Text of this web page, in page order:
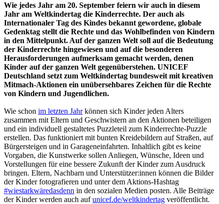
Wie jedes Jahr am 20. September feiern wir auch in diesem
Jahr am Weltkindertag die Kinderrechte. Der auch als
Internationaler Tag des Kindes bekannt gewordene, globale
Gedenktag stellt die Rechte und das Wohlbefinden von Kindern
in den Mittelpunkt. Auf der ganzen Welt soll auf die Bedeutung
der Kinderrechte hingewiesen und auf die besonderen
Herausforderungen aufmerksam gemacht werden, denen
Kinder auf der ganzen Welt gegenüberstehen. UNICEF
Deutschland setzt zum Weltkindertag bundesweit mit kreativen
Mitmach-Aktionen ein unübersehbares Zeichen für die Rechte
von Kindern und Jugendlichen.
Wie schon im letzten Jahrkönnen sich Kinder jeden Alters
zusammen mit Eltern und Geschwistern an den Aktionen beteiligen
und ein individuell gestaltetes Puzzleteil zum Kinderrechte-Puzzle
erstellen. Das funktioniert mit bunten Kreidebildern auf Straßen, auf
Bürgersteigen und in Garageneinfahrten. Inhaltlich gibt es keine
Vorgaben, die Kunstwerke sollen Anliegen, Wünsche, Ideen und
Vorstellungen für eine bessere Zukunft der Kinder zum Ausdruck
bringen. Eltern, Nachbarn und Unterstützer:innen können die Bilder
der Kinder fotografieren und unter dem Aktions-Hashtag
#wiestarkwäredasdenn in den sozialen Medien posten. Alle Beiträge
der Kinder werden auch aufunicef.de/weltkindertag veröffentlicht.